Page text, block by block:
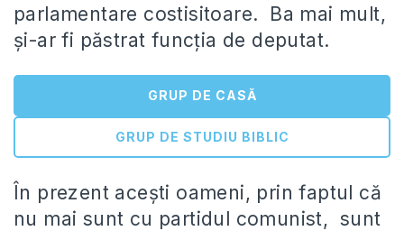
parlamentare costisitoare. Ba mai mult,
şi-ar fi păstrat funcţia de deputat.
GRUP DE CASĂ
GRUP DE STUDIU BIBLIC
În prezent aceşti oameni, prin faptul că
nu mai sunt cu partidul comunist, sunt